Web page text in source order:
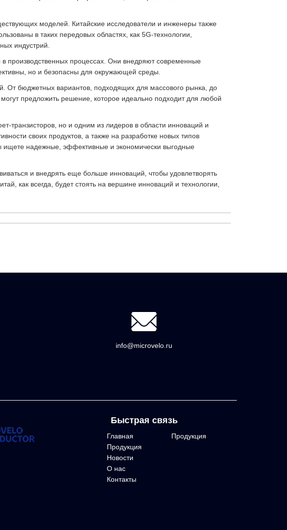
моделей. Китайские исследователи и инженеры также
в таких передовых областях, как 5G-технологии,
индустрий.
в производственных процессах. Они внедряют современные
но и безопасны для окружающей среды.
От бюджетных вариантов, подходящих для массового рынка, до
предложить решение, которое идеально подходит для любой
транзисторов, но и одним из лидеров в области инноваций и
своих продуктов, а также на разработке новых типов
ищете надежные, эффективные и экономически выгодные
и внедрять еще больше инноваций, чтобы удовлетворять
как всегда, будет стоять на вершине инноваций и технологии,
info@microvelo.ru
Быстрая связь
Главная
Продукция
Новости
О нас
Контакты
Продукция